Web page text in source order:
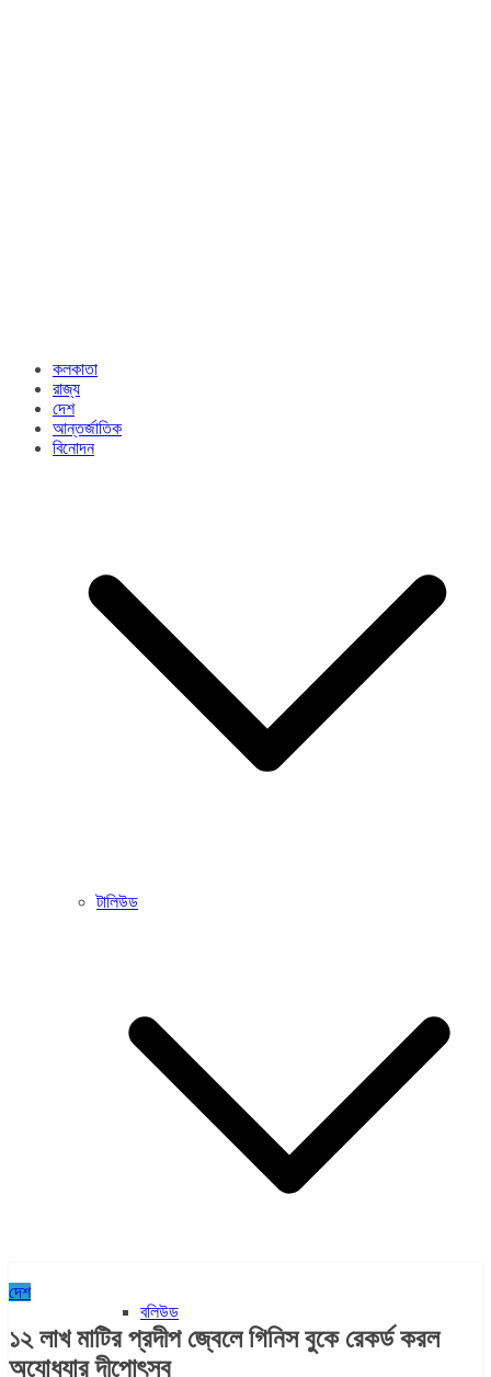
কলকাতা
রাজ্য​
দেশ
আন্তর্জাতিক
বিনোদন
টালিউড
বলিউড
দেশ
১২ লাখ মাটির প্রদীপ জ্বেলে গিনিস বুকে রেকর্ড করল
অযোধ্যার দীপোৎসব